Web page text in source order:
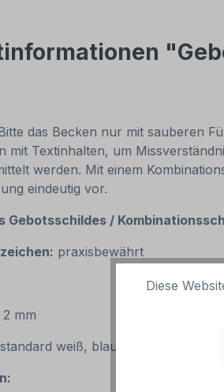
das Becken nur mit sauberen
mit Textinhalten, um
werden. Mit einem
eindeutig vor.
Gebotsschildes /
praxisbewährt
mm
standard weiß, blaues
Diese